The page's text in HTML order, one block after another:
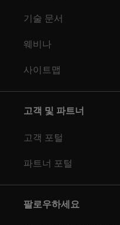
기술 문서
웨비나
사이트맵
고객 및 파트너
고객 포털
파트너 포털
팔로우하세요